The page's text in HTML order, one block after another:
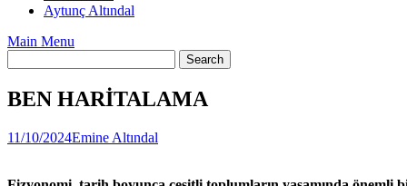
Aytunç Altındal
Main Menu
BEN HARİTALAMA
11/10/2024Emine Altındal